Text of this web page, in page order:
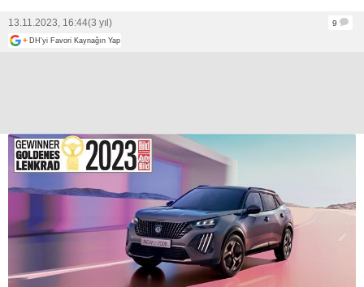
13.11.2023, 16:44(3 yıl)
9
+ DH'yi Favori Kaynağın Yap